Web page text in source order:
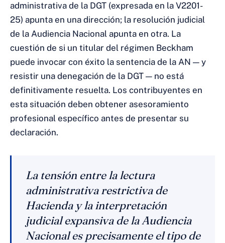
administrativa de la DGT (expresada en la V2201-
25) apunta en una dirección; la resolución judicial
de la Audiencia Nacional apunta en otra. La
cuestión de si un titular del régimen Beckham
puede invocar con éxito la sentencia de la AN — y
resistir una denegación de la DGT — no está
definitivamente resuelta. Los contribuyentes en
esta situación deben obtener asesoramiento
profesional específico antes de presentar su
declaración.
La tensión entre la lectura
administrativa restrictiva de
Hacienda y la interpretación
judicial expansiva de la Audiencia
Nacional es precisamente el tipo de